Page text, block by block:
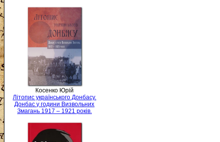
Косенко Юрій
Літопис українського Донбасу.
Донбас у години Визвольних
Змагань 1917 – 1921 років.